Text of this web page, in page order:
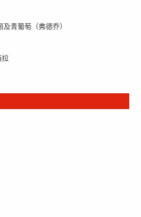
青葡萄（弗德乔）
拉